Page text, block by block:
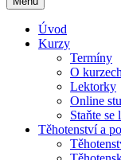
Úvod
Kurzy
Termíny
O kurzech
Lektorky
Online
Staňte se
Těhotenství a